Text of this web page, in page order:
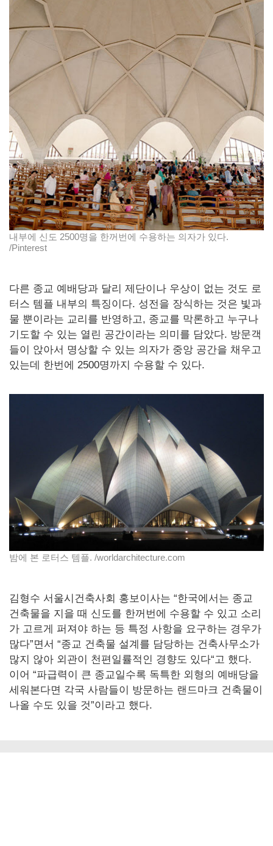
내부에 신도 2500명을 한꺼번에 수용하는 의자가 있다.
/Pinterest
다른 종교 예배당과 달리 제단이나 우상이 없는 것도 로
터스 템플 내부의 특징이다. 성전을 장식하는 것은 빛과
물 뿐이라는 교리를 반영하고, 종교를 막론하고 누구나
기도할 수 있는 열린 공간이라는 의미를 담았다. 방문객
들이 앉아서 명상할 수 있는 의자가 중앙 공간을 채우고
있는데 한번에 2500명까지 수용할 수 있다.
밤에 본 로터스 템플. /worldarchitecture.com
김형수 서울시건축사회 홍보이사는 “한국에서는 종교
건축물을 지을 때 신도를 한꺼번에 수용할 수 있고 소리
가 고르게 퍼져야 하는 등 특정 사항을 요구하는 경우가
많다”면서 “종교 건축물 설계를 담당하는 건축사무소가
많지 않아 외관이 천편일률적인 경향도 있다“고 했다.
이어 “파급력이 큰 종교일수록 독특한 외형의 예배당을
세워본다면 각국 사람들이 방문하는 랜드마크 건축물이
나올 수도 있을 것”이라고 했다.